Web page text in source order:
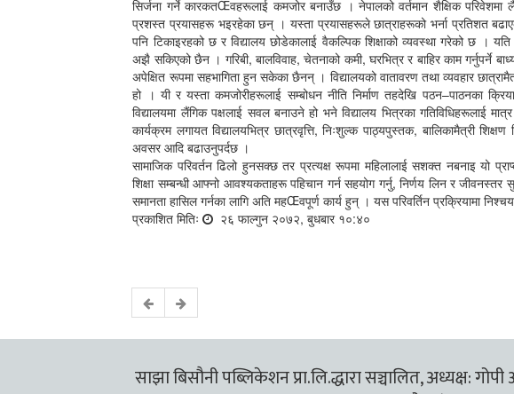
सिर्जना गर्ने कारकतŒवहरूलाई कमजोर बनाउँछ । नेपालको वर्तमान शैक्षिक परिवेशमा
प्रशस्त प्रयासहरू भइरहेका छन् । यस्ता प्रयासहरूले छात्राहरूको भर्ना प्रतिशत
पनि टिकाइरहको छ र विद्यालय छोडेकालाई वैकल्पिक शिक्षाको व्यवस्था गरेको छ ।
अझै सकिएको छैन । गरिबी, बालविवाह, चेतनाको कमी, घरभित्र र बाहिर काम गर्नुपर्ने
अपेक्षित रूपमा सहभागिता हुन सकेका छैनन् । विद्यालयको वातावरण तथा व्यवहार
हो । यी र यस्ता कमजोरीहरूलाई सम्बोधन नीति निर्माण तहदेखि पठन–पाठनका
विद्यालयमा लैंगिक पक्षलाई सवल बनाउने हो भने विद्यालय भित्रका गतिविधिहरूलाई
कार्यक्रम लगायत विद्यालयभित्र छात्रवृत्ति, निःशुल्क पाठ्यपुस्तक, बालिकामैत्री शिक्षण
अवसर आदि बढाउनुपर्दछ ।
सामाजिक परिवर्तन ढिलो हुनसक्छ तर प्रत्यक्ष रूपमा महिलालाई सशक्त नबनाइ यो
शिक्षा सम्बन्धी आफ्नो आवश्यकताहरू पहिचान गर्न सहयोग गर्नु, निर्णय लिन र जीवनस्तर
समानता हासिल गर्नका लागि अति महŒवपूर्ण कार्य हुन् । यस परिवर्तिन प्रक्रियामा
प्रकाशित मितिः
२६ फाल्गुन २०७२, बुधबार १०:४०
साझा बिसौनी पब्लिकेशन प्रा.लि.द्धारा सञ्चालित, अध्यक्ष: